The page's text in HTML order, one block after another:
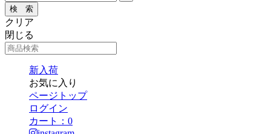
クリア
閉じる
新入荷
お気に入り
ページトップ
ログイン
カート： 0